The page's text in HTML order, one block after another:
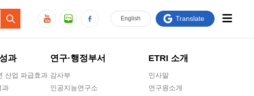
과
산업 파급효과
과
연구·행정부서
감사부
인공지능연구소
ETRI 소개
인사말
연구원소개
English Translate